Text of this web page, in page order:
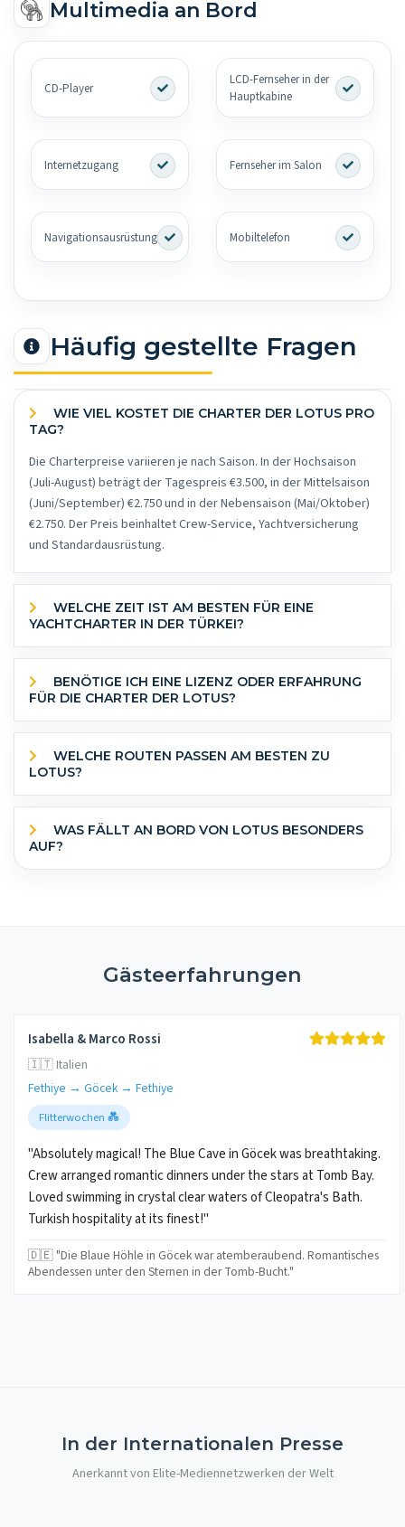
Multimedia an Bord
CD-Player
LCD-Fernseher in der
Hauptkabine
Internetzugang Fernseher im Salon
Navigationsausrüstung Mobiltelefon
Häufig gestellte Fragen
TAG?
Die Charterpreise variieren je nach Saison. In der Hochsaison
(Juli-August) beträgt der Tagespreis €3.500, in der Mittelsaison
(Juni/September) €2.750 und in der Nebensaison (Mai/Oktober)
€2.750. Der Preis beinhaltet Crew-Service, Yachtversicherung
und Standardausrüstung.
YACHTCHARTER IN DER TÜRKEI?
FÜR DIE CHARTER DER LOTUS?
LOTUS?
AUF?
Gästeerfahrungen
Isabella & Marco Rossi
🇮🇹 Italien
Fethiye → Göcek → Fethiye
Flitterwochen 💑
"Absolutely magical! The Blue Cave in Göcek was breathtaking.
Crew arranged romantic dinners under the stars at Tomb Bay.
Loved swimming in crystal clear waters of Cleopatra's Bath.
Turkish hospitality at its finest!"
🇩🇪 "Die Blaue Höhle in Göcek war atemberaubend. Romantisches
Abendessen unter den Sternen in der Tomb-Bucht."
In der Internationalen Presse
Anerkannt von Elite-Mediennetzwerken der Welt